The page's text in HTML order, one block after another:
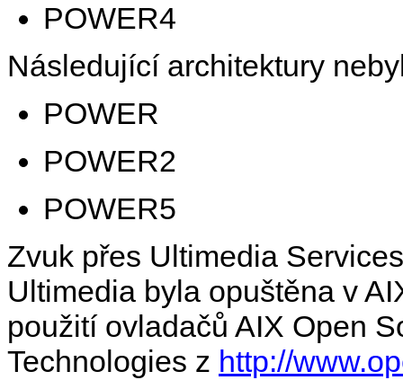
POWER4
Následující architektury
POWER
POWER2
POWER5
Zvuk přes Ultimedia
Ultimedia byla opuštěna v
použití ovladačů AIX Open
Technologies z http://